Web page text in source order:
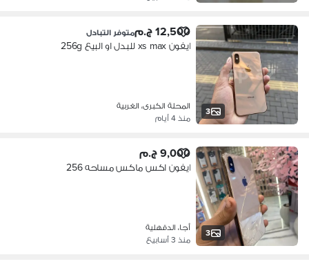
3
12,500 ج.م متوفر التبادل
ايفون xs max للبدل او البيع 256g
المحلة الكبرى، الغربية
منذ 4 أيام
3
9,000 ج.م
ايفون اكس ماكس مساحه 256
أجا، الدقهلية
منذ 3 أسابيع